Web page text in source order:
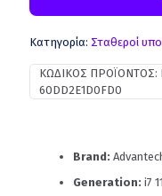
Κατηγορία: Σταθεροί
ΚΩΔΙΚΌΣ ΠΡΟΪΌΝΤΟΣ:
60DD2E1D0FD0
Brand:
Generation: i7